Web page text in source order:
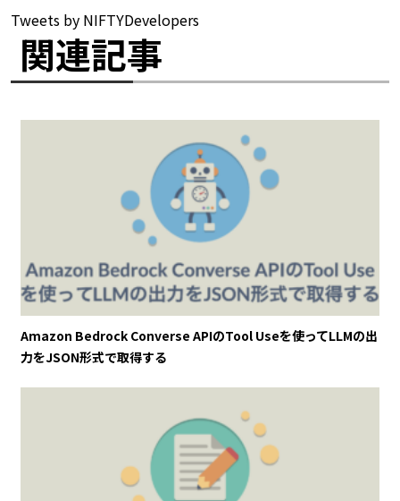
Tweets by NIFTYDevelopers
関連記事
Amazon Bedrock Converse APIのTool Useを使ってLLMの出
力をJSON形式で取得する